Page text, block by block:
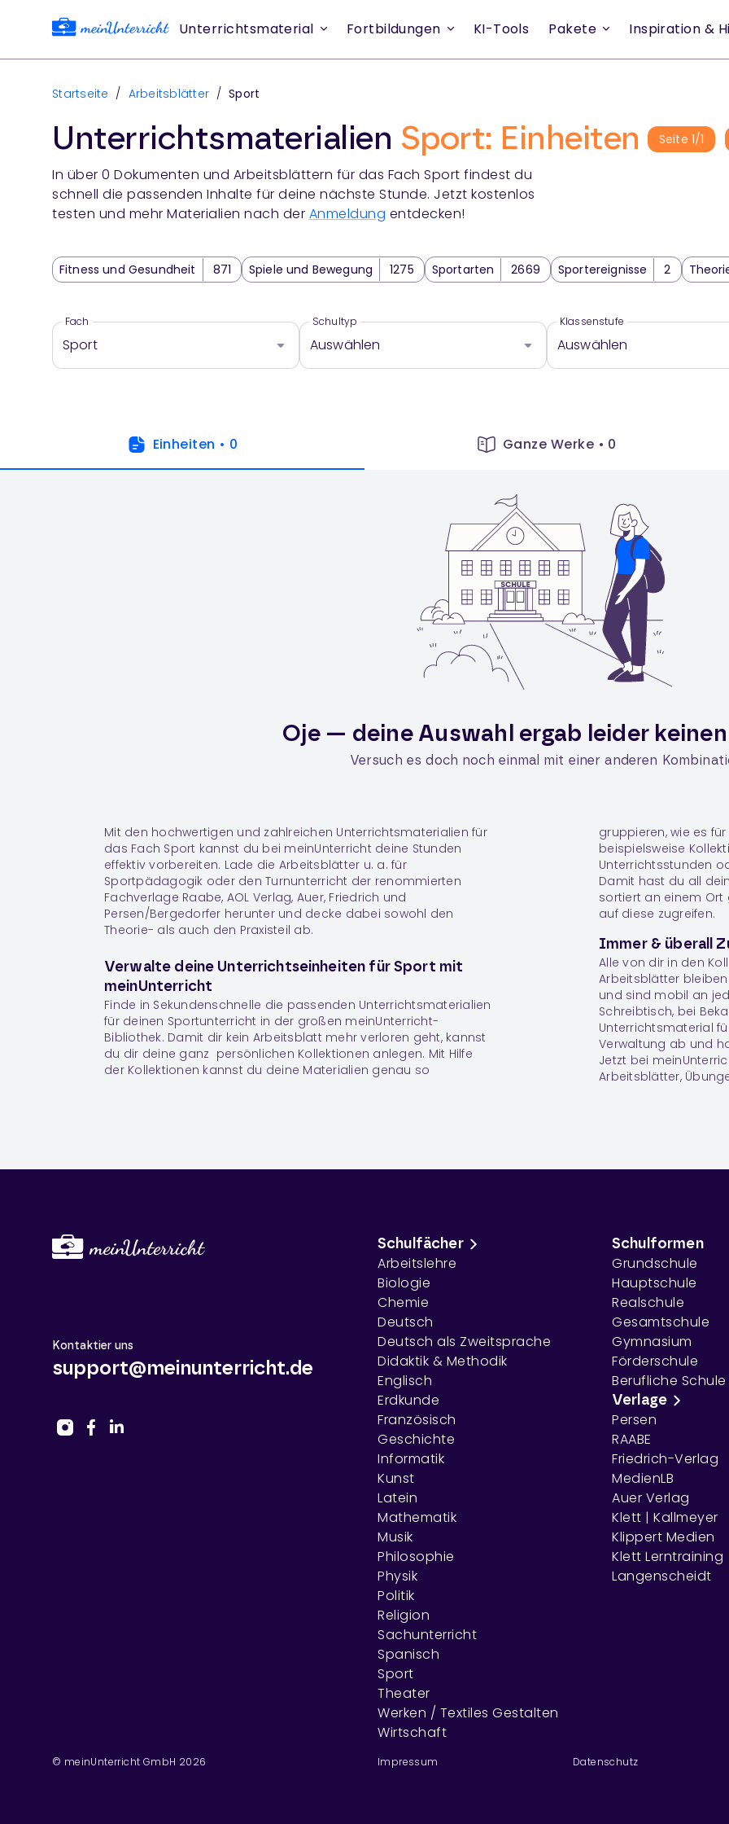
Unterrichtsmaterial Fortbildungen KI-Tools Pakete Inspiration &
Startseite / Arbeitsblätter / Sport
Unterrichtsmaterialien Sport: Einheiten Seite 1/1
In über 0 Dokumenten und Arbeitsblättern für das Fach Sport findest du
schnell die passenden Inhalte für deine nächste Stunde. Jetzt kostenlos
testen und mehr Materialien nach der Anmeldung entdecken!
Fitness und Gesundheit 871 Spiele und Bewegung 1275 Sportarten 2669 Sportereignisse 2
Fach
Sport
Schultyp
Auswählen
Klassenstufe
Auswählen
Einheiten • 0 Ganze Werke • 0
Oje — deine Auswahl ergab leider
Versuch es doch noch einmal mit einer anderen
Mit den hochwertigen und zahlreichen Unterrichtsmaterialien für
das Fach Sport kannst du bei meinUnterricht deine Stunden
effektiv vorbereiten. Lade die Arbeitsblätter u. a. für
Sportpädagogik oder den Turnunterricht der renommierten
Fachverlage Raabe, AOL Verlag, Auer, Friedrich und
Persen/Bergedorfer herunter und decke dabei sowohl den
Theorie- als auch den Praxisteil ab.
Verwalte deine Unterrichtseinheiten für Sport mit
meinUnterricht
Finde in Sekundenschnelle die passenden Unterrichtsmaterialien
für deinen Sportunterricht in der großen meinUnterricht-
Bibliothek. Damit dir kein Arbeitsblatt mehr verloren geht, kannst
du dir deine ganz persönlichen Kollektionen anlegen. Mit Hilfe
der Kollektionen kannst du deine Materialien genau so
gruppieren, wie es
beispielsweise
Unterrichtsstunden
Damit hast du all
sortiert an einem
auf diese zugreifen.
Immer & überall
Alle von dir in den
Arbeitsblätter
und sind mobil an
Schreibtisch, bei
Unterrichtsmaterial
Verwaltung ab und
Jetzt bei
Arbeitsblätter,
Kontaktier uns
support@meinunterricht.de
Schulfächer
Arbeitslehre
Biologie
Chemie
Deutsch
Deutsch als Zweitsprache
Didaktik & Methodik
Englisch
Erdkunde
Französisch
Geschichte
Informatik
Kunst
Latein
Mathematik
Musik
Philosophie
Physik
Politik
Religion
Sachunterricht
Spanisch
Sport
Theater
Werken / Textiles Gestalten
Wirtschaft
Schulformen
Grundschule
Hauptschule
Realschule
Gesamtschule
Gymnasium
Förderschule
Berufliche Schule
Verlage
Persen
RAABE
Friedrich-Verlag
MedienLB
Auer Verlag
Klett | Kallmeyer
Klippert Medien
Klett Lerntraining
Langenscheidt
© meinUnterricht GmbH 2026 Impressum Datenschutz